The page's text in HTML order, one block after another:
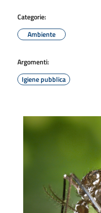
Categorie:
Ambiente
Argomenti:
Igiene pubblica